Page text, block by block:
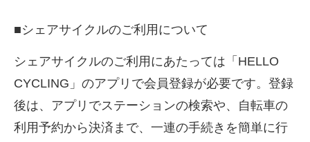
■シェアサイクルのご利用について
シェアサイクルのご利用にあたっては「 HELLO
CYCLING 」のアプリで会員登録が必要です。登録
後は、アプリでステーションの検索や、⾃転⾞の
利⽤予約から決済まで、一連の手続きを簡単に⾏